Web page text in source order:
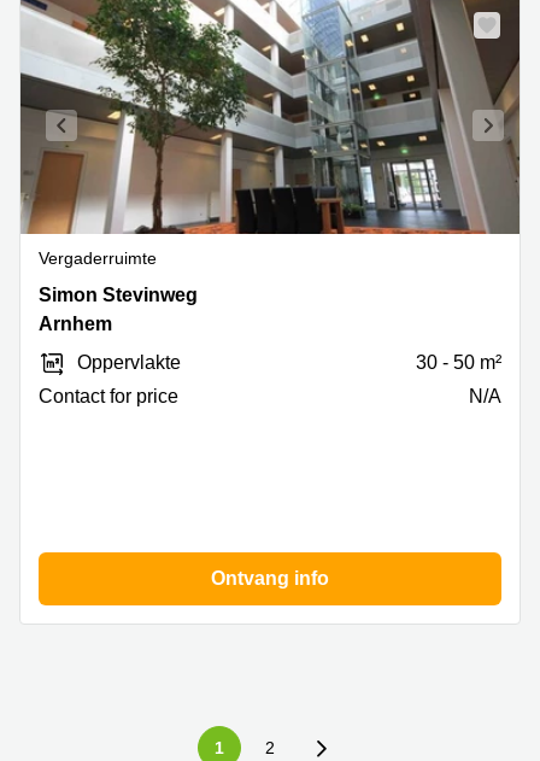
Vergaderruimte
Simon
Stevinweg
Arnhem
Simon Stevinweg
Arnhem
Oppervlakte
30 - 50 m²
Contact for price
N/A
Ontvang info
1 2